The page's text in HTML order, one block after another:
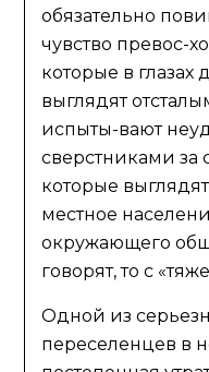
обязательно
чувство превос-
которые в глазах
выглядят
испыты-вают
сверстниками за
которые
местное
окружающего
говорят, то с
Одной из
переселенцев в